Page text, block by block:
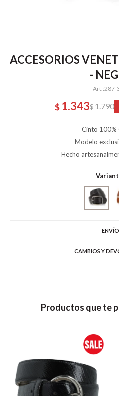
ACCESORIOS
-
287-
$ 1.343$1.790
Cinto 100%
Modelo
Hecho
CAMBIOS Y
Productos que te